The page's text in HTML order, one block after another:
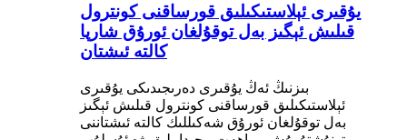
يۇقىرى ئېلاستىكىلىق قورساقنى كونترول
قىلىش ئېگىز بەل توقۇلغان ئورۇق شارپا
كالتە ئىشتان
بىزنىڭ ئەڭ يۇقىرى دەرىجىدىكى يۇقىرى
ئېلاستىكىلىق قورساقنى كونترول قىلىش ئېگىز
بەل توقۇلغان ئورۇق شەكىللىك كالتە ئىشتاننى